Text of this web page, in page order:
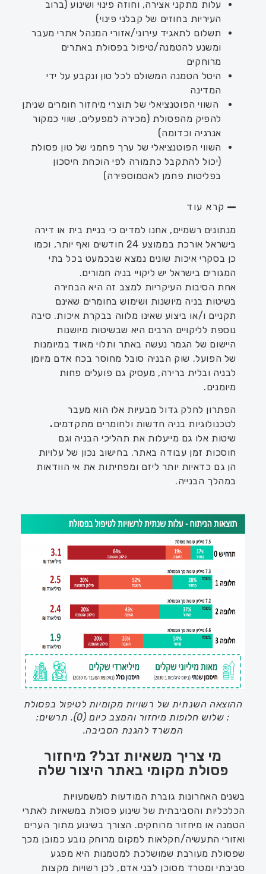
עלות מתקני אצירה, וחוזה פינוי ושינוע (ברוב
העיריות בחוזים של קבלני פינוי)
תשלום לתאגיד עירוני/אזורי המנהל אתרי מעבר
ומשנע להטמנה/טיפול בפסולת באתרים
מרוחקים
היטל הטמנה המשולם לכל טון ונקבע על ידי
המדינה
השווי הפוטנציאלי של תוצרי מיחזור חומרים שניתן
להפיק מהפסולת (מכירה למפעלים, שווי כמקור
אנרגיה וכדומה)
השווי הפוטנציאלי של ערך פחמני של טון פסולת
(יכול להתקבל כתמורה לפי הוכחת חיסכון
בפליטות פחמן לאטמוספירה)
קרא עוד
מנתונים רשמיים, אחנו למדים כי בניית בית או דירה
בישראל אורכת בממוצע 24 חודשים ואף יותר, וכמו
כן בסקרי איכות שונים נמצא שבכמעט בכל בתי
המגורים בישראל יש ליקויי בניה חמורים.
אחת הסיבות העיקריות למצב זה היא הבחירה
בשיטות בניה מיושנות ושימוש בחומרים שאינם
תקניים ו/או ביצוע שאינו מלווה בבקרת איכות. סיבה
נוספת לליקויים הרבים היא שבשיטות מיושנות
היישום של הגמר נעשה באתר ותלוי מאוד במיומנות
של הפועל. שוק הבניה סובל מחוסר בכח אדם מיומן
לבניה ובלית ברירה, מעסיק גם פועלים פחות
מיומנים.
הפתרון לחלק גדול מבעיות אלו הוא מעבר
לטכנולוגיות בניה חדשות ולחומרים מתקדמים.
שיטות אלו גם מייעלות את תהליכי הבניה וגם
חוסכות זמן עבודה באתר. בחישוב נכון של עלויות
הן גם כדאיות יותר ליזם ומפחיתות את אי הוודאות
במהלך הבנייה.
ההוצאה השנתית של רשויות מקומיות לטיפול בפסולת
: שלוש חלופות מיחזור והמצב כיום (0). תרשים:
המשרד להגנת הסביבה.
מי צריך משאיות זבל? מיחזור
פסולת מקומי באתר היצור שלה
בשנים האחרונות גוברת המודעות למשמעויות
הכלכליות והסביבתית של שינוע פסולת במשאיות לאתרי
הטמנה או מיחזור מרוחקים. הצורך בשינוע מתוך הערים
ואזורי התעשיה/חקלאות למקום מרוחק נובע כמובן מכך
שפסולת מעורבת שמושלכת למטמנות היא מפגע
סביבתי ומטרד מסוכן לבני אדם, לכן רשויות מקצות